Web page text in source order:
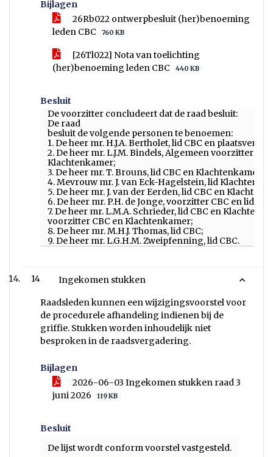
Bijlagen
26Rb022 ontwerpbesluit (her)benoeming
leden CBC
760 KB
[26Tl022] Nota van toelichting
(her)benoeming leden CBC
440 KB
Besluit
De voorzitter concludeert dat de raad besluit:
De raad
besluit de volgende personen te benoemen:
1. De heer mr. H.J.A. Bertholet, lid CBC en
2. De heer mr. L.J.M. Bindels, Algemeen voorzitter
Klachtenkamer;
3. De heer mr. T. Brouns, lid CBC en Klachtenkamer
4. Mevrouw mr. J. van Eck-Hagelstein, lid
5. De heer mr. J. van der Eerden, lid CBC en
6. De heer mr. P.H. de Jonge, voorzitter CBC en lid
7. De heer mr. L.M.A. Schrieder, lid CBC en
voorzitter CBC en Klachtenkamer;
8. De heer mr. M.H.J. Thomas, lid CBC;
9. De heer mr. L.G.H.M. Zweipfenning, lid CBC.
14 Ingekomen stukken
Raadsleden kunnen een wijzigingsvoorstel voor
de procedurele afhandeling indienen bij de
griffie. Stukken worden inhoudelijk niet
besproken in de raadsvergadering.
Bijlagen
2026-06-03 Ingekomen stukken raad 3
juni 2026
119 KB
Besluit
De lijst wordt conform voorstel vastgesteld.